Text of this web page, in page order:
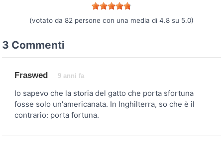
(votato da 82 persone con una media di 4.8 su 5.0)
3 Commenti
Fraswed 9 anni fa
Io sapevo che la storia del gatto che porta sfortuna
fosse solo un'americanata. In Inghilterra, so che è il
contrario: porta fortuna.